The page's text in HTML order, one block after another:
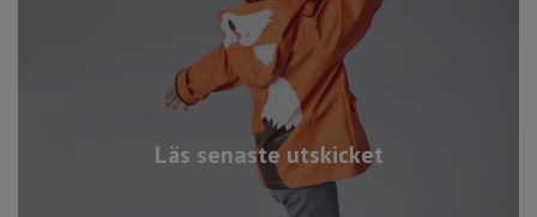
Läs senaste utskicket